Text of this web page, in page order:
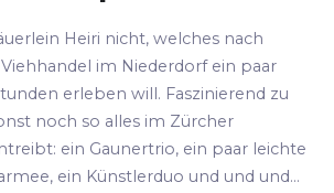
Heiri nicht, welches nach
im Niederdorf ein paar
erleben will. Faszinierend zu
noch so alles im Zürcher
ein Gaunertrio, ein paar leichte
ein Künstlerduo und und und...